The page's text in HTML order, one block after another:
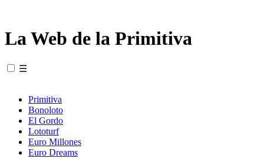
La Web de la Primitiva
☰
Primitiva
Bonoloto
El Gordo
Lototurf
Euro Millones
Euro Dreams